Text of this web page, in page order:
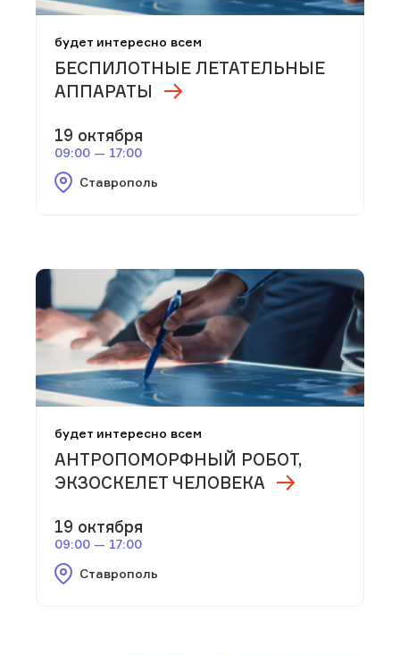
будет интересно всем
БЕСПИЛОТНЫЕ ЛЕТАТЕЛЬНЫЕ
АППАРАТЫ
19 октября
09:00 — 17:00
Ставрополь
будет интересно всем
АНТРОПОМОРФНЫЙ РОБОТ,
ЭКЗОСКЕЛЕТ ЧЕЛОВЕКА
19 октября
09:00 — 17:00
Ставрополь